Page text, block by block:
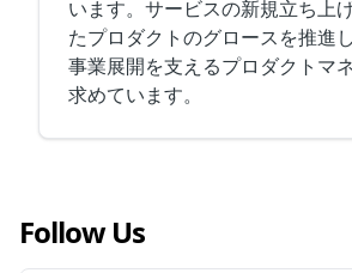
います。サービスの新規立ち上
たプロダクトのグロースを推進
事業展開を支えるプロダクトマ
求めています。
Follow Us